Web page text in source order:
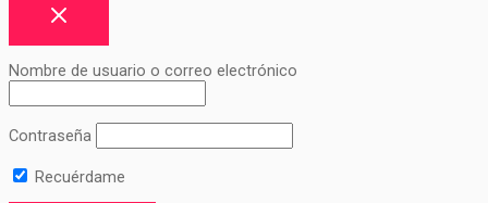
Nombre de usuario o correo electrónico
Contraseña
Recuérdame